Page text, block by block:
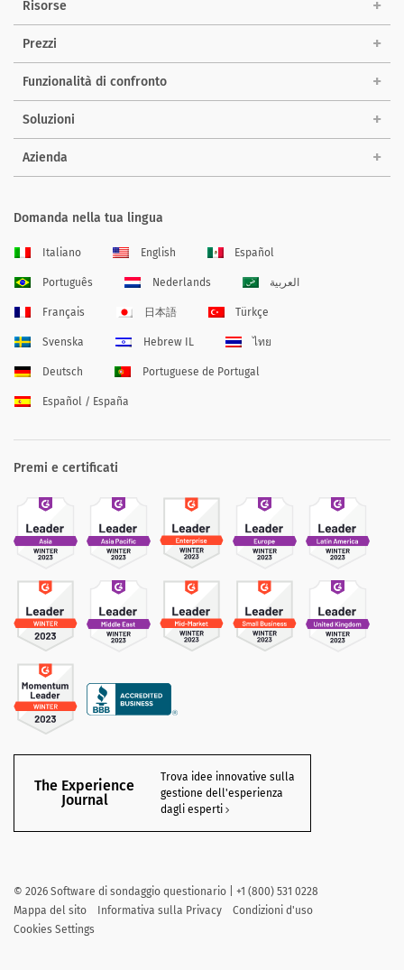
Risorse
Prezzi
Funzionalità di confronto
Soluzioni
Azienda
Domanda nella tua lingua
Italiano English Español
Português Nederlands العربية
Français 日本語 Türkçe
Svenska Hebrew IL ไทย
Deutsch Portuguese de Portugal
Español / España
Premi e certificati
The Experience
Journal
Trova idee innovative sulla
gestione dell'esperienza
dagli esperti
© 2026 Software di sondaggio questionario | +1 (800) 531 0228
Mappa del sito
Informativa sulla Privacy
Condizioni d'uso
Cookies Settings